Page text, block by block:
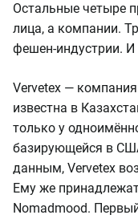
Остальные четыре
лица, а компании.
фешен-индустрии. И
Vervetex —
известна в
только у
базирующейся в
данным, Vervetex
Ему же
Nomadmood.